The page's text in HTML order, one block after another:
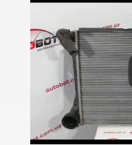
Eos (1F7, 1F8)
FOX (5Z1)
Golf V (1K1)
Golf V Variant (1K5)